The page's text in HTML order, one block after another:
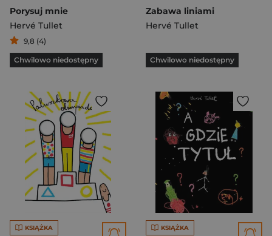
Porysuj mnie
Hervé Tullet
9,8 (4)
Chwilowo niedostępny
Zabawa liniami
Hervé Tullet
Chwilowo niedostępny
KSIĄŻKA KSIĄŻKA